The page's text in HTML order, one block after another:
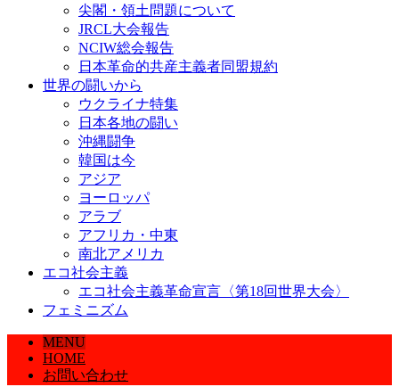
尖閣・領土問題について
JRCL大会報告
NCIW総会報告
日本革命的共産主義者同盟規約
世界の闘いから
ウクライナ特集
日本各地の闘い
沖縄闘争
韓国は今
アジア
ヨーロッパ
アラブ
アフリカ・中東
南北アメリカ
エコ社会主義
エコ社会主義革命宣言〈第18回世界大会〉
フェミニズム
MENU
HOME
お問い合わせ